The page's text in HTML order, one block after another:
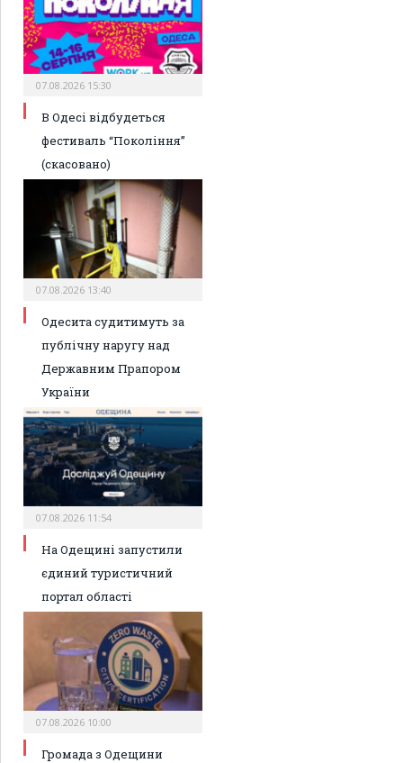
07.08.2026 15:30
В Одесі відбудеться
фестиваль “Покоління”
(скасовано)
07.08.2026 13:40
Одесита судитимуть за
публічну наругу над
Державним Прапором
України
07.08.2026 11:54
На Одещині запустили
єдиний туристичний
портал області
07.08.2026 10:00
Громада з Одещини